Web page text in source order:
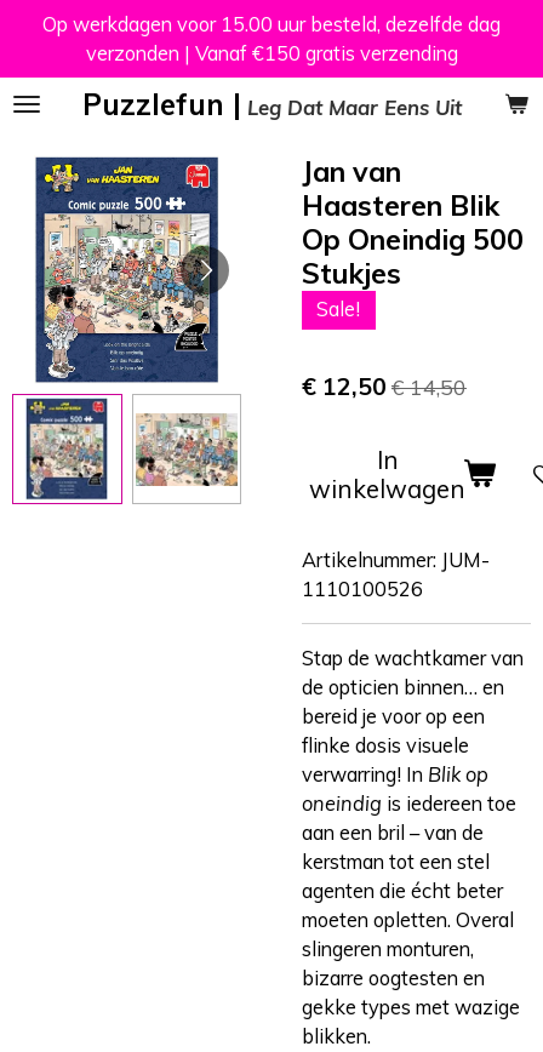
naar
de
Puzzlefun | Leg Dat Maar Eens Uit
Op werkdagen voor 15.00 uur besteld, dezelfde dag
verzonden | Vanaf €150 gratis verzending
Jan van
Haasteren Blik
Op Oneindig 500
Stukjes
Sale!
€ 12,50 € 14,50
In
winkelwagen
Artikelnummer: JUM-
1110100526
Stap de wachtkamer van
de opticien binnen… en
bereid je voor op een
flinke dosis visuele
verwarring! In Blik op
oneindig is iedereen toe
aan een bril – van de
kerstman tot een stel
agenten die écht beter
moeten opletten. Overal
slingeren monturen,
bizarre oogtesten en
gekke types met wazige
blikken.